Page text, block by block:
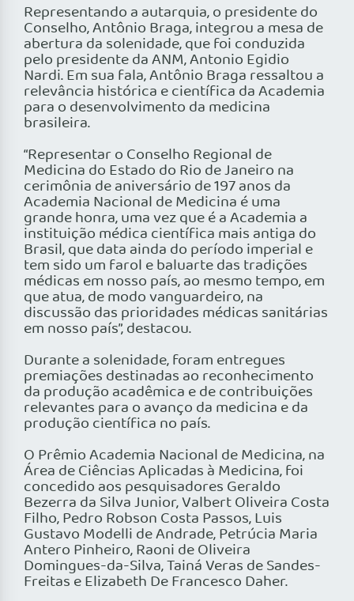
Representando a autarquia, o presidente do
Conselho, Antônio Braga, integrou a mesa de
abertura da solenidade, que foi conduzida
pelo presidente da ANM, Antonio Egidio
Nardi. Em sua fala, Antônio Braga ressaltou a
relevância histórica e científica da Academia
para o desenvolvimento da medicina
brasileira.
“Representar o Conselho Regional de
Medicina do Estado do Rio de Janeiro na
cerimônia de aniversário de 197 anos da
Academia Nacional de Medicina é uma
grande honra, uma vez que é a Academia a
instituição médica científica mais antiga do
Brasil, que data ainda do período imperial e
tem sido um farol e baluarte das tradições
médicas em nosso país, ao mesmo tempo, em
que atua, de modo vanguardeiro, na
discussão das prioridades médicas sanitárias
em nosso país”, destacou.
Durante a solenidade, foram entregues
premiações destinadas ao reconhecimento
da produção acadêmica e de contribuições
relevantes para o avanço da medicina e da
produção científica no país.
O Prêmio Academia Nacional de Medicina, na
Área de Ciências Aplicadas à Medicina, foi
concedido aos pesquisadores Geraldo
Bezerra da Silva Junior, Valbert Oliveira Costa
Filho, Pedro Robson Costa Passos, Luis
Gustavo Modelli de Andrade, Petrúcia Maria
Antero Pinheiro, Raoni de Oliveira
Domingues-da-Silva, Tainá Veras de Sandes-
Freitas e Elizabeth De Francesco Daher.